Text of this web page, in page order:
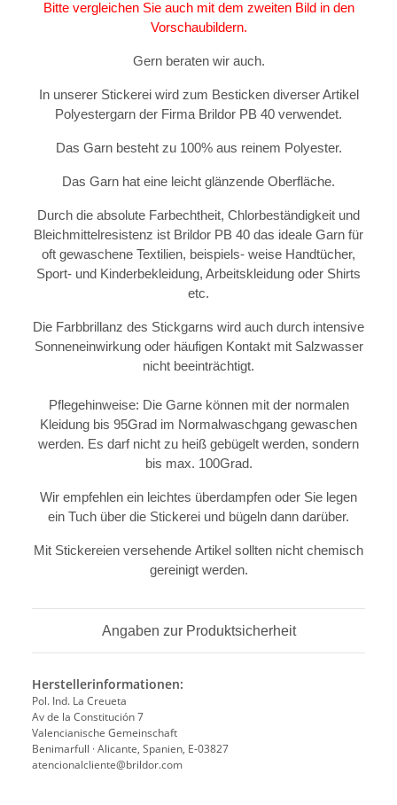
Bitte vergleichen Sie auch mit dem zweiten Bild in den
Vorschaubildern.
Gern beraten wir auch.
In unserer Stickerei wird zum Besticken diverser Artikel
Polyestergarn der Firma Brildor PB 40 verwendet.
Das Garn besteht zu 100% aus reinem Polyester.
Das Garn hat eine leicht glänzende Oberfläche.
Durch die absolute Farbechtheit, Chlorbeständigkeit und
Bleichmittelresistenz ist Brildor PB 40 das ideale Garn für
oft gewaschene Textilien, beispiels- weise Handtücher,
Sport- und Kinderbekleidung, Arbeitskleidung oder Shirts
etc.
Die Farbbrillanz des Stickgarns wird auch durch intensive
Sonneneinwirkung oder häufigen Kontakt mit Salzwasser
nicht beeinträchtigt.
Pflegehinweise: Die Garne können mit der normalen
Kleidung bis 95Grad im Normalwaschgang gewaschen
werden. Es darf nicht zu heiß gebügelt werden, sondern
bis max. 100Grad.
Wir empfehlen ein leichtes überdampfen oder Sie legen
ein Tuch über die Stickerei und bügeln dann darüber.
Mit Stickereien versehende Artikel sollten nicht chemisch
gereinigt werden.
Angaben zur Produktsicherheit
Herstellerinformationen:
Pol. Ind. La Creueta
Av de la Constitución 7
Valencianische Gemeinschaft
Benimarfull · Alicante, Spanien, E-03827
atencionalcliente@brildor.com